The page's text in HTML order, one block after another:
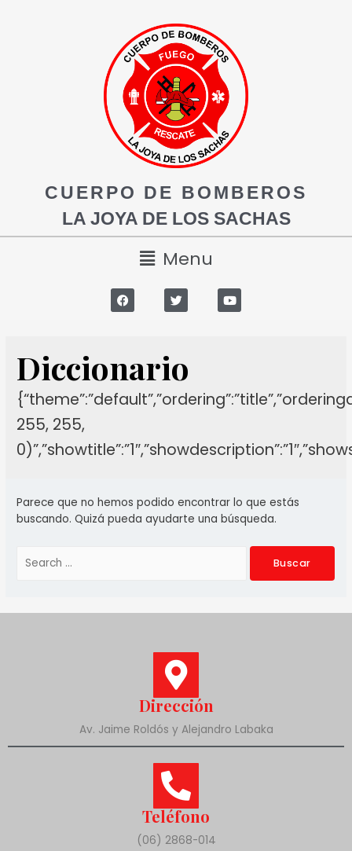
CUERPO DE BOMBEROS
LA JOYA DE LOS SACHAS
Menu
Diccionario
255, 255,
Parece que no hemos podido encontrar lo que estás
buscando. Quizá pueda ayudarte una búsqueda.
Dirección
Av. Jaime Roldós y Alejandro Labaka
Teléfono
(06) 2868-014